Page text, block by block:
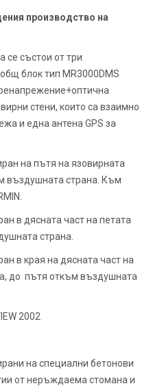
производство на
се състои от три
блок тип MR3000DMS
стени, които са взаимно
и една антена GPS за
на пътя на язовирната
въздушната страна. Към
в дясната част на петата
страна.
в края на дясната част на
до пътя откъм въздушната
2002
на специални бетонови
от неръждаема стомана и